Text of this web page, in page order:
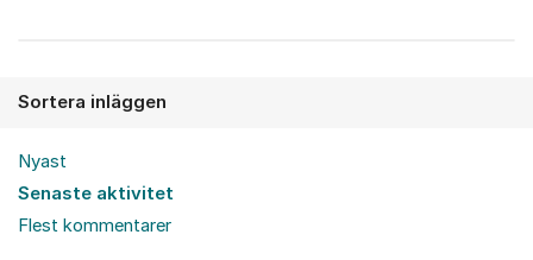
Sortera inläggen
Nyast
Senaste aktivitet
Flest kommentarer